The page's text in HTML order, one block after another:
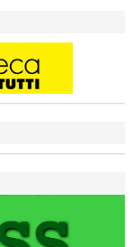
specificità"